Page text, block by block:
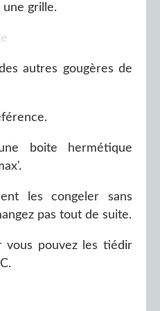
grille.
autres gougères de
boite hermétique
les congeler sans
pas tout de suite.
vous pouvez les tiédir